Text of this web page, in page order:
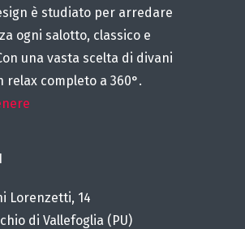
è studiato per arredare
ogni salotto, classico e
una vasta scelta di divani
relax completo a 360°.
Lorenzetti, 14
di Vallefoglia (PU)